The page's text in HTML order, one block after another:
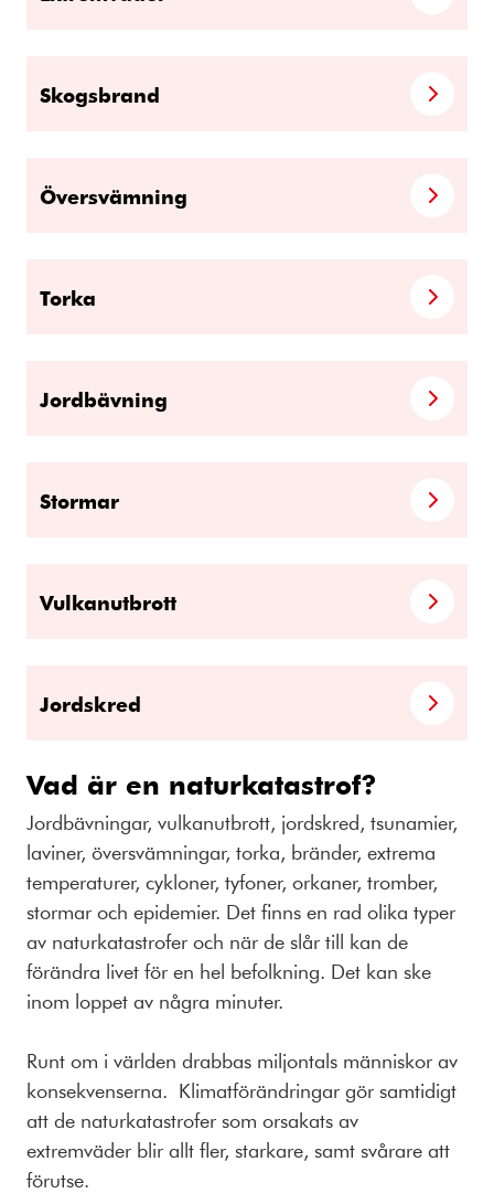
Skogsbrand
Översvämning
Torka
Jordbävning
Stormar
Vulkanutbrott
Jordskred
Vad är en naturkatastrof?
Jordbävningar, vulkanutbrott, jordskred, tsunamier,
laviner, översvämningar, torka, bränder, extrema
temperaturer, cykloner, tyfoner, orkaner, tromber,
stormar och epidemier. Det finns en rad olika typer
av naturkatastrofer och när de slår till kan de
förändra livet för en hel befolkning. Det kan ske
inom loppet av några minuter.
Runt om i världen drabbas miljontals människor av
konsekvenserna. Klimatförändringar gör samtidigt
att de naturkatastrofer som orsakats av
extremväder blir allt fler, starkare, samt svårare att
förutse.